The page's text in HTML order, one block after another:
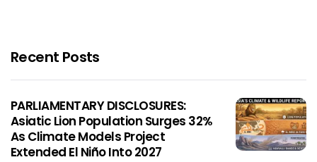
Recent Posts
PARLIAMENTARY DISCLOSURES:
Asiatic Lion Population Surges 32%
As Climate Models Project
Extended El Niño Into 2027